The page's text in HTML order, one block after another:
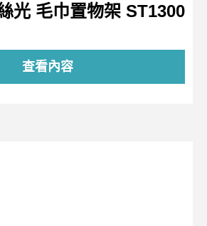
光 毛巾置物架 ST1300
查看內容